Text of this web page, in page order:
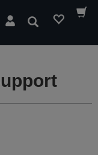
Rechercher